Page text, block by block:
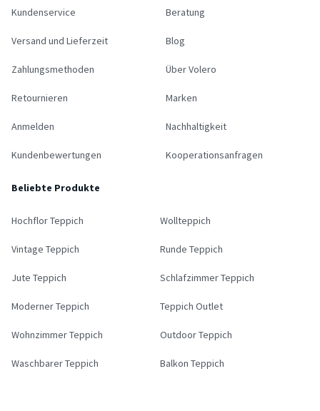
Kundenservice
Versand und Lieferzeit
Zahlungsmethoden
Retournieren
Anmelden
Kundenbewertungen
Beratung
Blog
Über Volero
Marken
Nachhaltigkeit
Kooperationsanfragen
Beliebte Produkte
Hochflor Teppich Wollteppich
Vintage Teppich Runde Teppich
Jute Teppich Schlafzimmer Teppich
Moderner Teppich Teppich Outlet
Wohnzimmer Teppich Outdoor Teppich
Waschbarer Teppich Balkon Teppich